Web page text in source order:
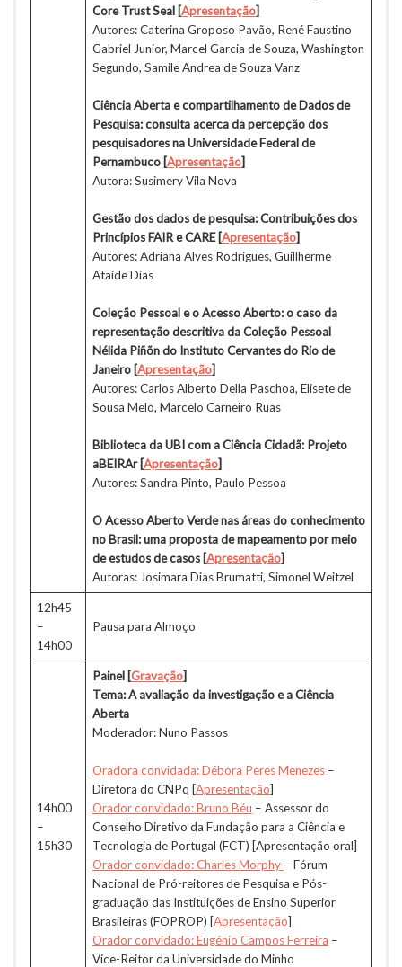
Core Trust Seal [Apresentação]
Autores: Caterina Groposo Pavão, René Faustino
Gabriel Junior, Marcel Garcia de Souza, Washington
Segundo, Samile Andrea de Souza Vanz
Ciência Aberta e compartilhamento de Dados de
Pesquisa: consulta acerca da percepção dos
pesquisadores na Universidade Federal de
Pernambuco [Apresentação]
Autora: Susimery Vila Nova
Gestão dos dados de pesquisa: Contribuições dos
Princípios FAIR e CARE [Apresentação]
Autores: Adriana Alves Rodrigues, Guillherme
Ataíde Dias
Coleção Pessoal e o Acesso Aberto: o caso da
representação descritiva da Coleção Pessoal
Nélida Piñõn do Instituto Cervantes do Rio de
Janeiro [Apresentação]
Autores: Carlos Alberto Della Paschoa, Elisete de
Sousa Melo, Marcelo Carneiro Ruas
Biblioteca da UBI com a Ciência Cidadã: Projeto
aBEIRAr [Apresentação]
Autores: Sandra Pinto, Paulo Pessoa
O Acesso Aberto Verde nas áreas do conhecimento
no Brasil: uma proposta de mapeamento por meio
de estudos de casos [Apresentação]
Autoras: Josimara Dias Brumatti, Simonel Weitzel
12h45
–
14h00
Pausa para Almoço
14h00
–
15h30
Painel [Gravação]
Tema: A avaliação da investigação e a Ciência
Aberta
Moderador: Nuno Passos
Oradora convidada: Débora Peres Menezes–
Diretora do CNPq [Apresentação]
Orador convidado: Bruno Béu – Assessor do
Conselho Diretivo da Fundação para a Ciência e
Tecnologia de Portugal (FCT) [Apresentação oral]
Orador convidado: Charles Morphy – Fórum
Nacional de Pró-reitores de Pesquisa e Pós-
graduação das Instituições de Ensino Superior
Brasileiras (FOPROP) [Apresentação]
Orador convidado: Eugénio Campos Ferreira –
Vice-Reitor da Universidade do Minho